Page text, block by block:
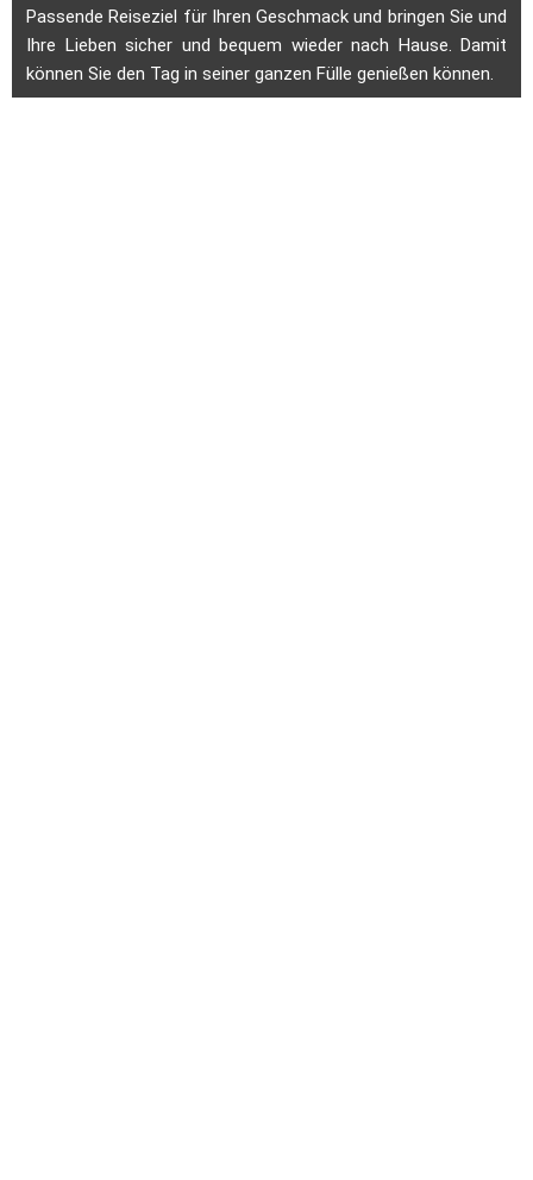
Passende Reiseziel für Ihren Geschmack und bringen Sie und
Ihre Lieben sicher und bequem wieder nach Hause. Damit
können Sie den Tag in seiner ganzen Fülle genießen können.